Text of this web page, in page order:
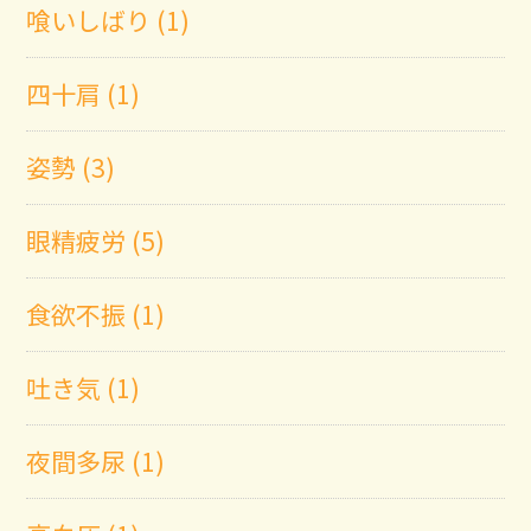
喰いしばり (1)
四十肩 (1)
姿勢 (3)
眼精疲労 (5)
食欲不振 (1)
吐き気 (1)
夜間多尿 (1)